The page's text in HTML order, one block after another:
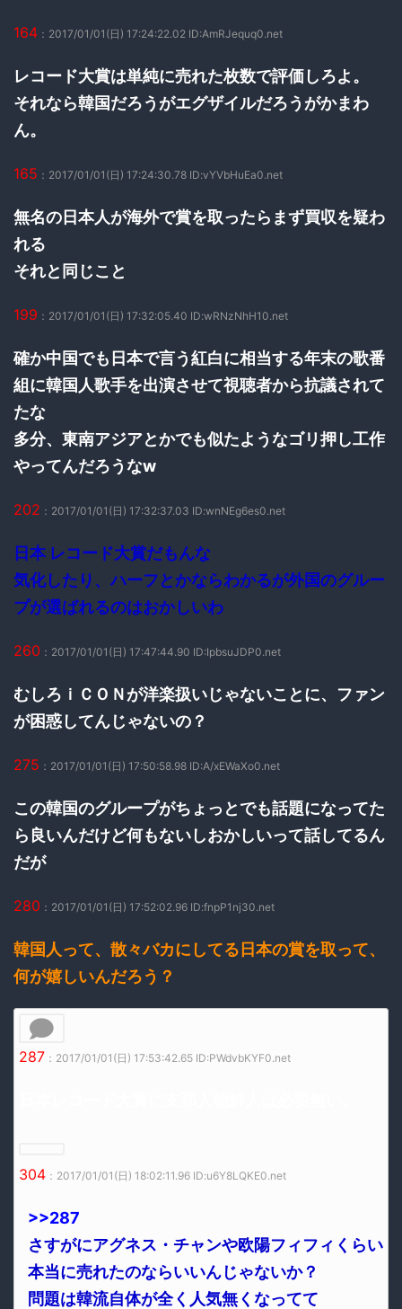
164 ：2017/01/01(日) 17:24:22.02 ID:AmRJequq0.net
レコード大賞は単純に売れた枚数で評価しろよ。
それなら韓国だろうがエグザイルだろうがかまわ
ん。
165 ：2017/01/01(日) 17:24:30.78 ID:vYVbHuEa0.net
無名の日本人が海外で賞を取ったらまず買収を疑わ
れる
それと同じこと
199 ：2017/01/01(日) 17:32:05.40 ID:wRNzNhH10.net
確か中国でも日本で言う紅白に相当する年末の歌番
組に韓国人歌手を出演させて視聴者から抗議されて
たな
多分、東南アジアとかでも似たようなゴリ押し工作
やってんだろうなw
202 ：2017/01/01(日) 17:32:37.03 ID:wnNEg6es0.net
日本 レコード大賞だもんな
気化したり、ハーフとかならわかるが外国のグルー
プが選ばれるのはおかしいわ
260 ：2017/01/01(日) 17:47:44.90 ID:IpbsuJDP0.net
むしろｉＣＯＮが洋楽扱いじゃないことに、ファン
が困惑してんじゃないの？
275 ：2017/01/01(日) 17:50:58.98 ID:A/xEWaXo0.net
この韓国のグループがちょっとでも話題になってた
ら良いんだけど何もないしおかしいって話してるん
だが
280 ：2017/01/01(日) 17:52:02.96 ID:fnpP1nj30.net
韓国人って、散々バカにしてる日本の賞を取って、
何が嬉しいんだろう？
287 ：2017/01/01(日) 17:53:42.65 ID:PWdvbKYF0.net
304 ：2017/01/01(日) 18:02:11.96 ID:u6Y8LQKE0.net
>>287
さすがにアグネス・チャンや欧陽フィフィくらい
本当に売れたのならいいんじゃないか？
問題は韓流自体が全く人気無くなってて